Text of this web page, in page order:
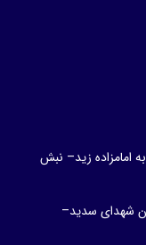
امامزاده زید– نبش
شهدای سدید–